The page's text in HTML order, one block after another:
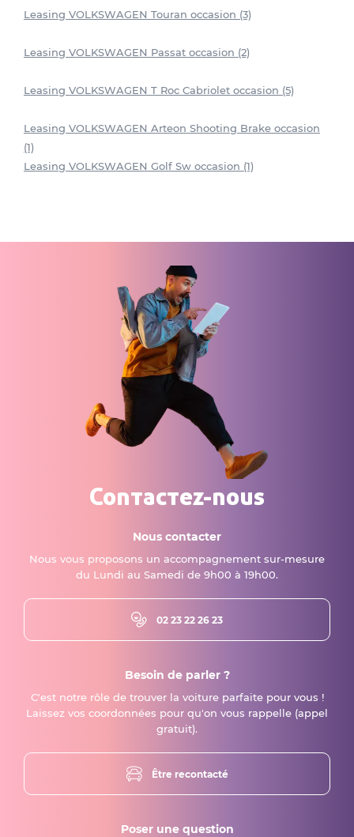
Leasing VOLKSWAGEN Touran occasion (3)
Leasing VOLKSWAGEN Passat occasion (2)
Leasing VOLKSWAGEN T Roc Cabriolet occasion (5)
Leasing VOLKSWAGEN Arteon Shooting Brake occasion
(1)
Leasing VOLKSWAGEN Golf Sw occasion (1)
Contactez-nous
Nous contacter
Nous vous proposons un accompagnement sur-mesure
du Lundi au Samedi de 9h00 à 19h00.
02 23 22 26 23
Besoin de parler ?
C'est notre rôle de trouver la voiture parfaite pour vous !
Laissez vos coordonnées pour qu'on vous rappelle (appel
gratuit).
Être recontacté
Poser une question